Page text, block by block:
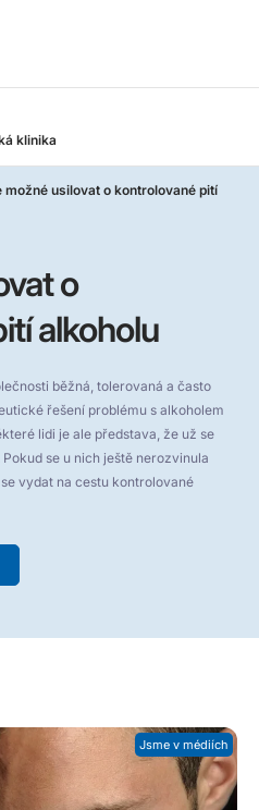
klinika
možné usilovat o kontrolované pití
o
alkoholu
běžná, tolerovaná a často
řešení problému s alkoholem
lidi je ale představa, že už se
se u nich ještě nerozvinula
vydat na cestu kontrolované
Jsme v médiích